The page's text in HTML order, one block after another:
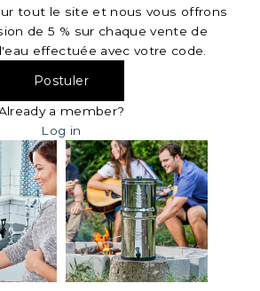
tout le site et nous vous offrons
de 5 % sur chaque vente de
effectuée avec votre code.
Postuler
a member?
Log in